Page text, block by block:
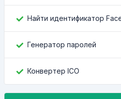
Найти идентификатор
Генератор паролей
Конвертер ICO